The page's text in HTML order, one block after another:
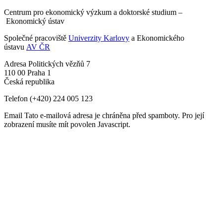
Centrum pro ekonomický výzkum a doktorské studium –
Ekonomický ústav
Společné pracoviště Univerzity Karlovy a Ekonomického
ústavu AV ČR
Adresa Politických vězňů 7
110 00 Praha 1
Česká republika
Telefon (+420) 224 005 123
Email Tato e-mailová adresa je chráněna před spamboty. Pro její
zobrazení musíte mít povolen Javascript.